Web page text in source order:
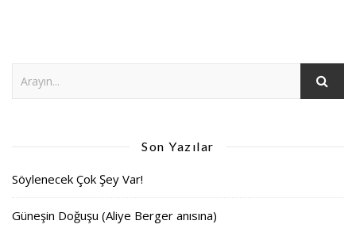
Son Yazılar
Söylenecek Çok Şey Var!
Güneşin Doğuşu (Aliye Berger anısına)